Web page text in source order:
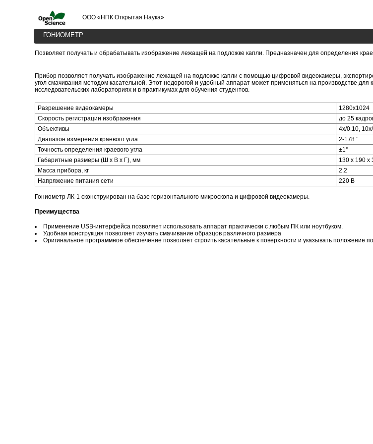
ООО «НПК Открытая Наука»
ГОНИОМЕТР
Позволяет получать и обрабатывать изображение лежащей на подложке капли. Предназначен для определения
Прибор позволяет получать изображение лежащей на подложке капли с помощью цифровой видеокамеры,
угол смачивания методом касательной. Этот недорогой и удобный аппарат может применяться на производстве для
исследовательских лабораториях и в практикумах для обучения студентов.
Разрешение видеокамеры
1280х1024
Скорость регистрации изображения
до 25
Объективы
4х/0.10,
Диапазон измерения краевого угла
2-178 °
Точность определения краевого угла
±1°
Габаритные размеры (Ш х В х Г), мм
130 х 190 х
Масса прибора, кг
2.2
Напряжение питания сети
220 В
Гониометр ЛК-1 сконструирован на базе горизонтального микроскопа и цифровой видеокамеры.
Преимущества
Применение USB-интерфейса позволяет использовать аппарат практически с любым ПК или ноутбуком.
Удобная конструкция позволяет изучать смачивание образцов различного размера
Оригинальное программное обеспечение позволяет строить касательные к поверхности и указывать положение